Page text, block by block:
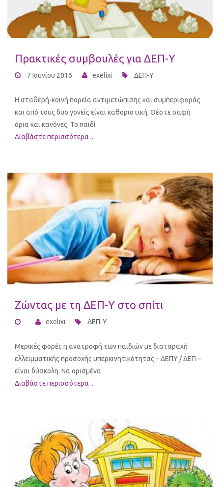
Πρακτικές συμβουλές για ΔΕΠ-Υ
7 Ιουνίου 2016 exelixi ΔΕΠ-Υ
Η σταθερή-κοινή πορεία αντιμετώπισης και συμπεριφοράς
και από τους δυο γονείς είναι καθοριστική. Θέστε σαφή
όρια και κανόνες. Το παιδί
Διαβάστε περισσότερα…
Ζώντας με τη ΔΕΠ-Υ στο σπίτι
exelixi ΔΕΠ-Υ
Μερικές φορές η ανατροφή των παιδιών με διαταραχή
ελλειμματικής προσοχής υπερκινητικότητας – ΔΕΠΥ / ΔΕΠ –
είναι δύσκολη. Να ορισμένα
Διαβάστε περισσότερα…